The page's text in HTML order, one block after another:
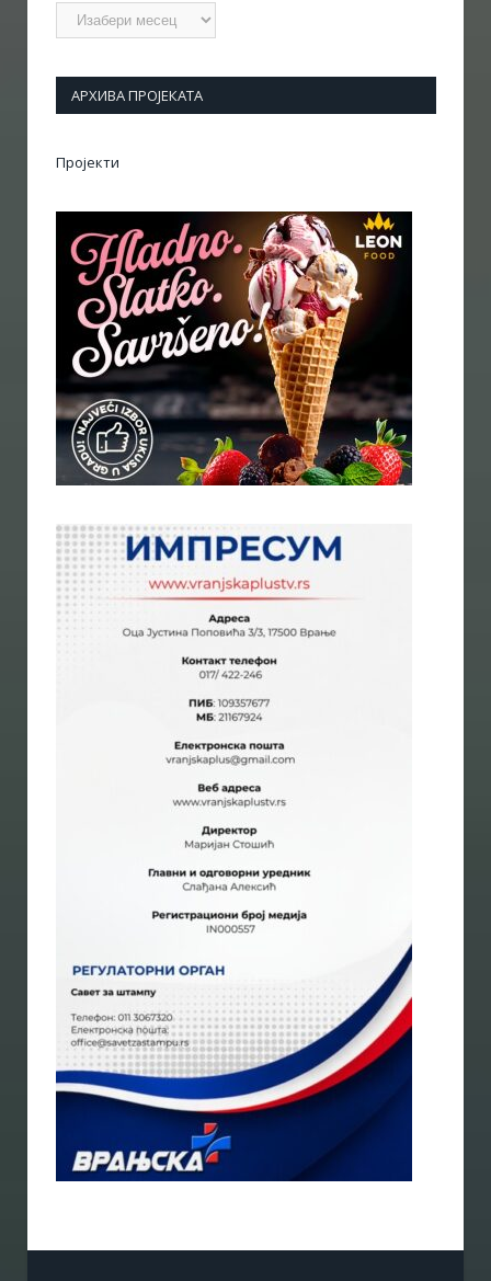
Архиве
АРХИВА ПРОЈЕКАТА
Пројекти